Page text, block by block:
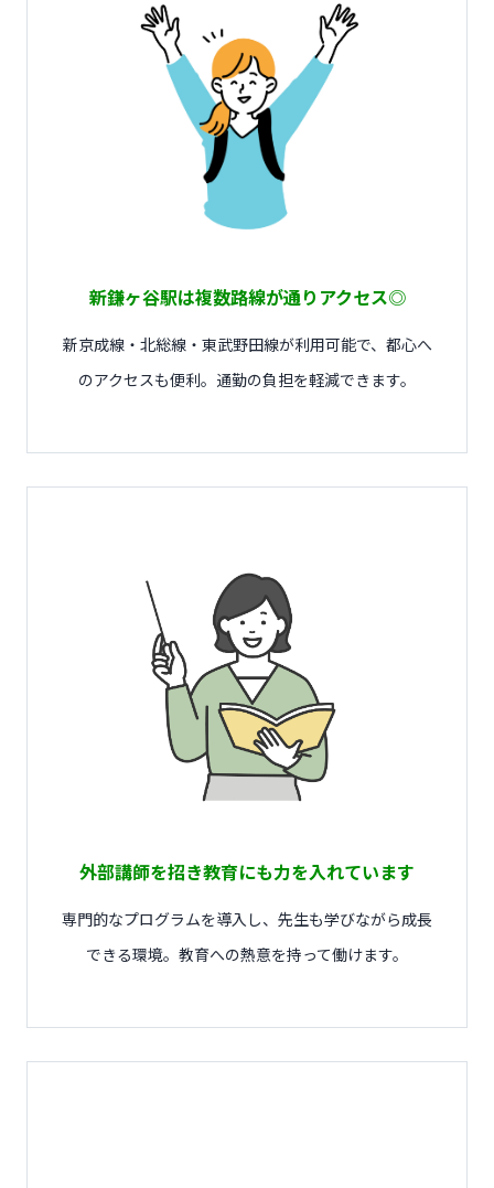
新鎌ヶ谷駅は複数路線が通りアクセス◎
新京成線・北総線・東武野田線が利用可能で、都心へ
のアクセスも便利。通勤の負担を軽減できます。
外部講師を招き教育にも力を入れています
専門的なプログラムを導入し、先生も学びながら成長
できる環境。教育への熱意を持って働けます。